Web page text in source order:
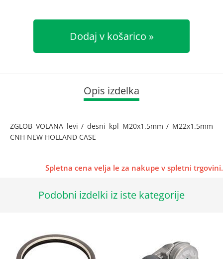
Dodaj v košarico
Opis izdelka
ZGLOB VOLANA levi / desni kpl M20x1.5mm / M22x1.5mm
CNH NEW HOLLAND CASE
Spletna cena velja le za nakupe v spletni trgovini.
Podobni izdelki iz iste kategorije